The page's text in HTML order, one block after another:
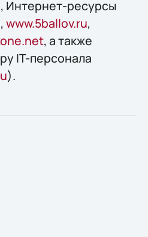
Интернет-ресурсы
, www.5ballov.ru,
, а также
IT-персонала
).